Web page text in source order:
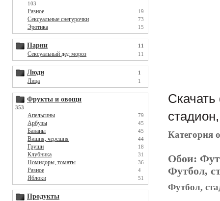
103
Разное 19
Сексуальные снегурочки 73
Эротика 15
Парни 11
Сексуальный дед мороз 11
Люди 1
Лица 1
Фрукты и овощи
353
Апельсины 79
Арбузы 45
Бананы 45
Вишня, черешня 44
Груши 18
Клубника 31
Помидоры, томаты 36
Разное 4
Яблоки 51
Продукты
Категория
Обои:
Футбол,
Футбол,